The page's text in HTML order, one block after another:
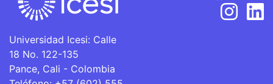
Universidad Icesi: Calle
18 No. 122-135
Pance, Cali - Colombia